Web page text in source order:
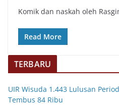
Komik dan naskah oleh
Read More
TERBARU
UIR Wisuda 1.443 Lulusan
Tembus 84 Ribu